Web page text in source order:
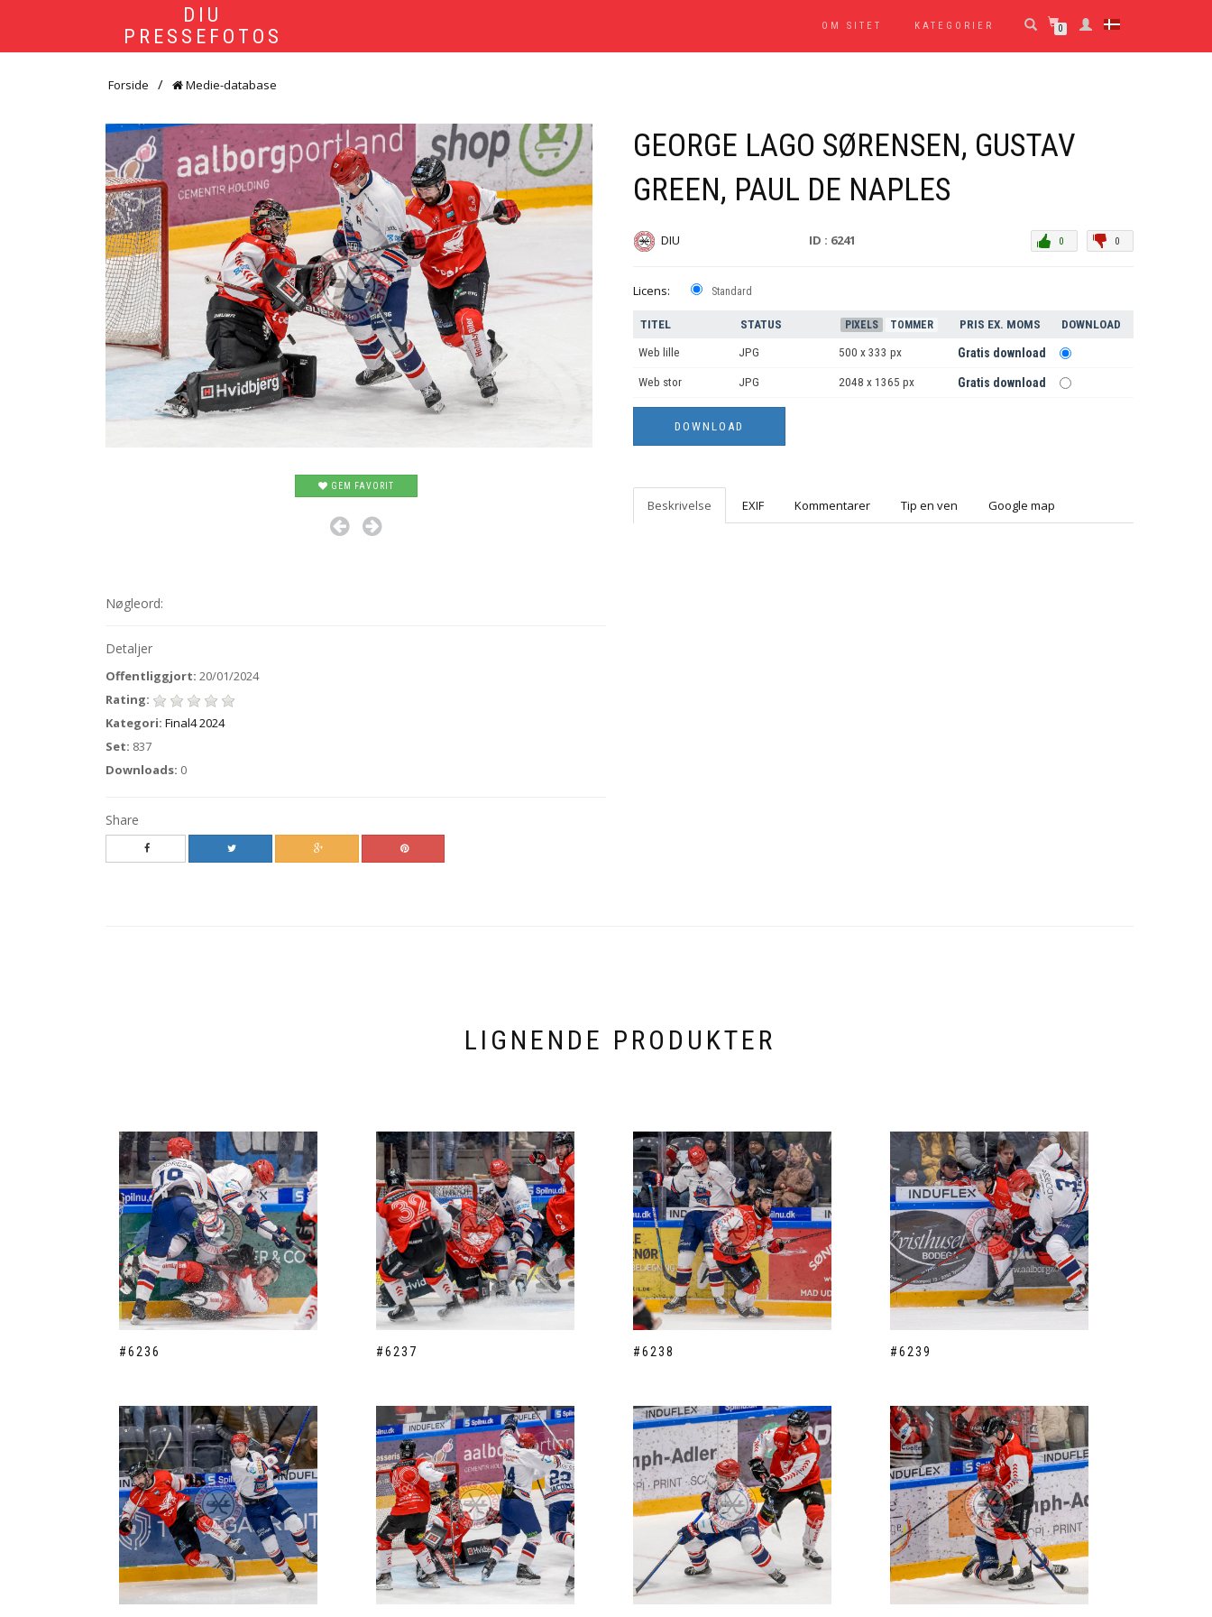
DIU
PRESSEFOTOS
OM SITET KATEGORIER 0
Forside Medie-database
GEM FAVORIT
Nøgleord:
Detaljer
Offentliggjort: 20/01/2024
Rating:
Kategori: Final4 2024
Set: 837
Downloads: 0
Share
GEORGE LAGO SØRENSEN, GUSTAV
GREEN, PAUL DE NAPLES
DIU ID : 6241 0
0
Licens: Standard
TITEL STATUS PIXELS TOMMER PRIS EX. MOMS DOWNLOAD
Web lille JPG 500 x 333 px Gratis download
Web stor JPG 2048 x 1365 px Gratis download
Beskrivelse EXIF Kommentarer Tip en ven Google map
LIGNENDE PRODUKTER
#6236 #6237 #6238 #6239